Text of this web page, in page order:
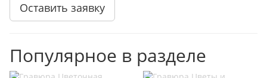
Оставить заявку
Популярное в разделе